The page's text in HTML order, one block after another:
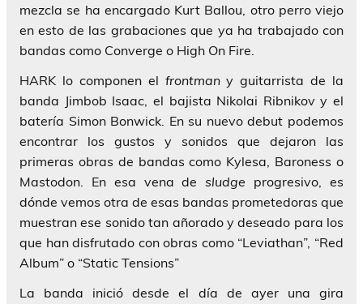
mezcla se ha encargado Kurt Ballou, otro perro viejo
en esto de las grabaciones que ya ha trabajado con
bandas como Converge o High On Fire.
HARK lo componen el frontmany guitarrista de la
banda Jimbob Isaac, el bajista Nikolai Ribnikovy el
batería Simon Bonwick. En su nuevo debut podemos
encontrar los gustos y sonidos que dejaron las
primeras obras de bandas como Kylesa, Baronesso
Mastodon. En esa vena desludge progresivo, es
dónde vemos otra de esas bandas prometedoras que
muestran ese sonido tan añorado y deseado para los
que han disfrutado con obras como “Leviathan”, “Red
Album” o “Static Tensions”
La banda inició desde el día de ayer una gira